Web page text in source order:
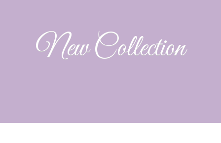
New Collection